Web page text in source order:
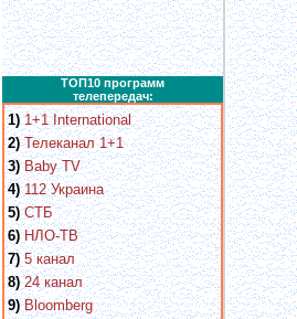
ТОП10 программ
телепередач:
1) 1+1 International
2) Телеканал 1+1
3) Baby TV
4) 112 Украина
5) СТБ
6) НЛО-ТВ
7) 5 канал
8) 24 канал
9) Bloomberg